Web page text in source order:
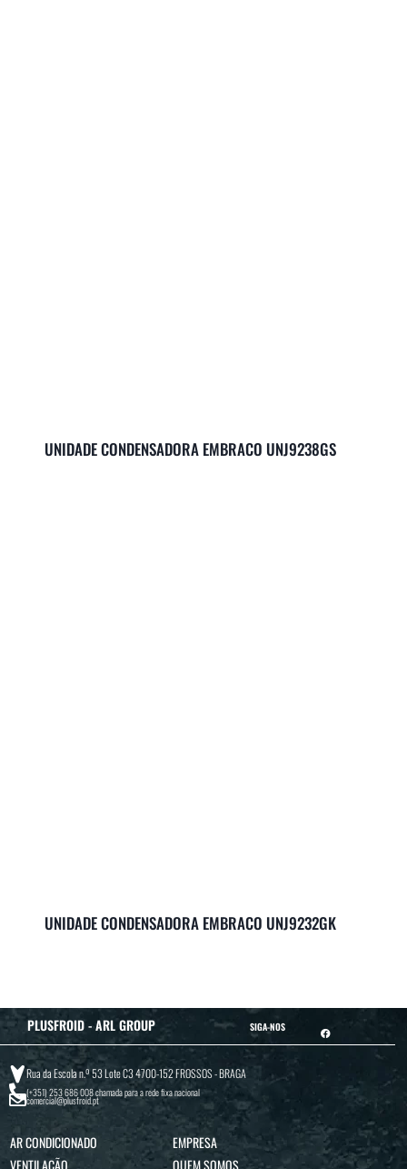
UNIDADE CONDENSADORA EMBRACO UNJ9238GS
UNIDADE CONDENSADORA EMBRACO UNJ9232GK
PLUSFROID - ARL GROUP SIGA-NOS
Rua da Escola n.º 53 Lote C3 4700-152 FROSSOS - BRAGA
(+351) 253 686 008chamada para a rede fixa nacional
comercial@plusfroid.pt
AR CONDICIONADO
VENTILAÇÃO
EMPRESA
QUEM SOMOS